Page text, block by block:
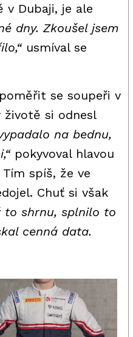
v Dubaji, je ale
dny. Zkoušel jsem
usmíval se
se soupeři v
životě si odnesl
na bednu,
pokyvoval hlavou
spíš, že ve
Chuť si však
to shrnu, splnilo to
cenná data.